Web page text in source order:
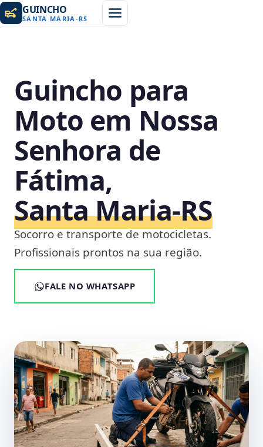
GUINCHO
SANTA MARIA -RS
Guincho para
Moto em Nossa
Senhora de
Fátima,
Santa Maria‑RS
Socorro e transporte de motocicletas.
Profissionais prontos na sua região.
FALE NO WHATSAPP